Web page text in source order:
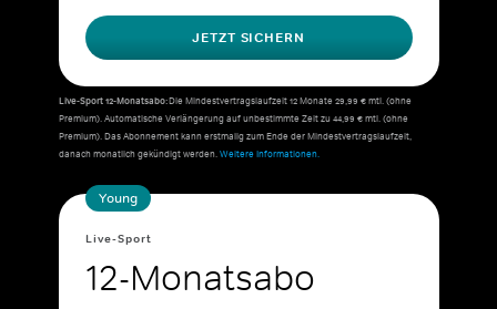
JETZT SICHERN
Live-Sport 12-Monatsabo:Die Mindestvertragslaufzeit 12 Monate 29,99 € mtl. (ohne
Premium). Automatische Verlängerung auf unbestimmte Zeit zu 44,99 € mtl. (ohne
Premium). Das Abonnement kann erstmalig zum Ende der Mindestvertragslaufzeit,
danach monatlich gekündigt werden.Weitere Informationen.
Young
Live-Sport
12-Monatsabo